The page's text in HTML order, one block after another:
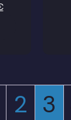
2 3